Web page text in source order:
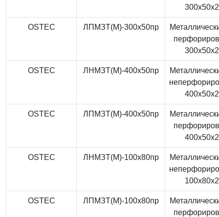
OSTEC ЛПМЗТ(М)-300x50пр
OSTEC ЛНМЗТ(М)-400x50пр
OSTEC ЛПМЗТ(М)-400x50пр
OSTEC ЛНМЗТ(М)-100x80пр
OSTEC ЛПМЗТ(М)-100x80пр